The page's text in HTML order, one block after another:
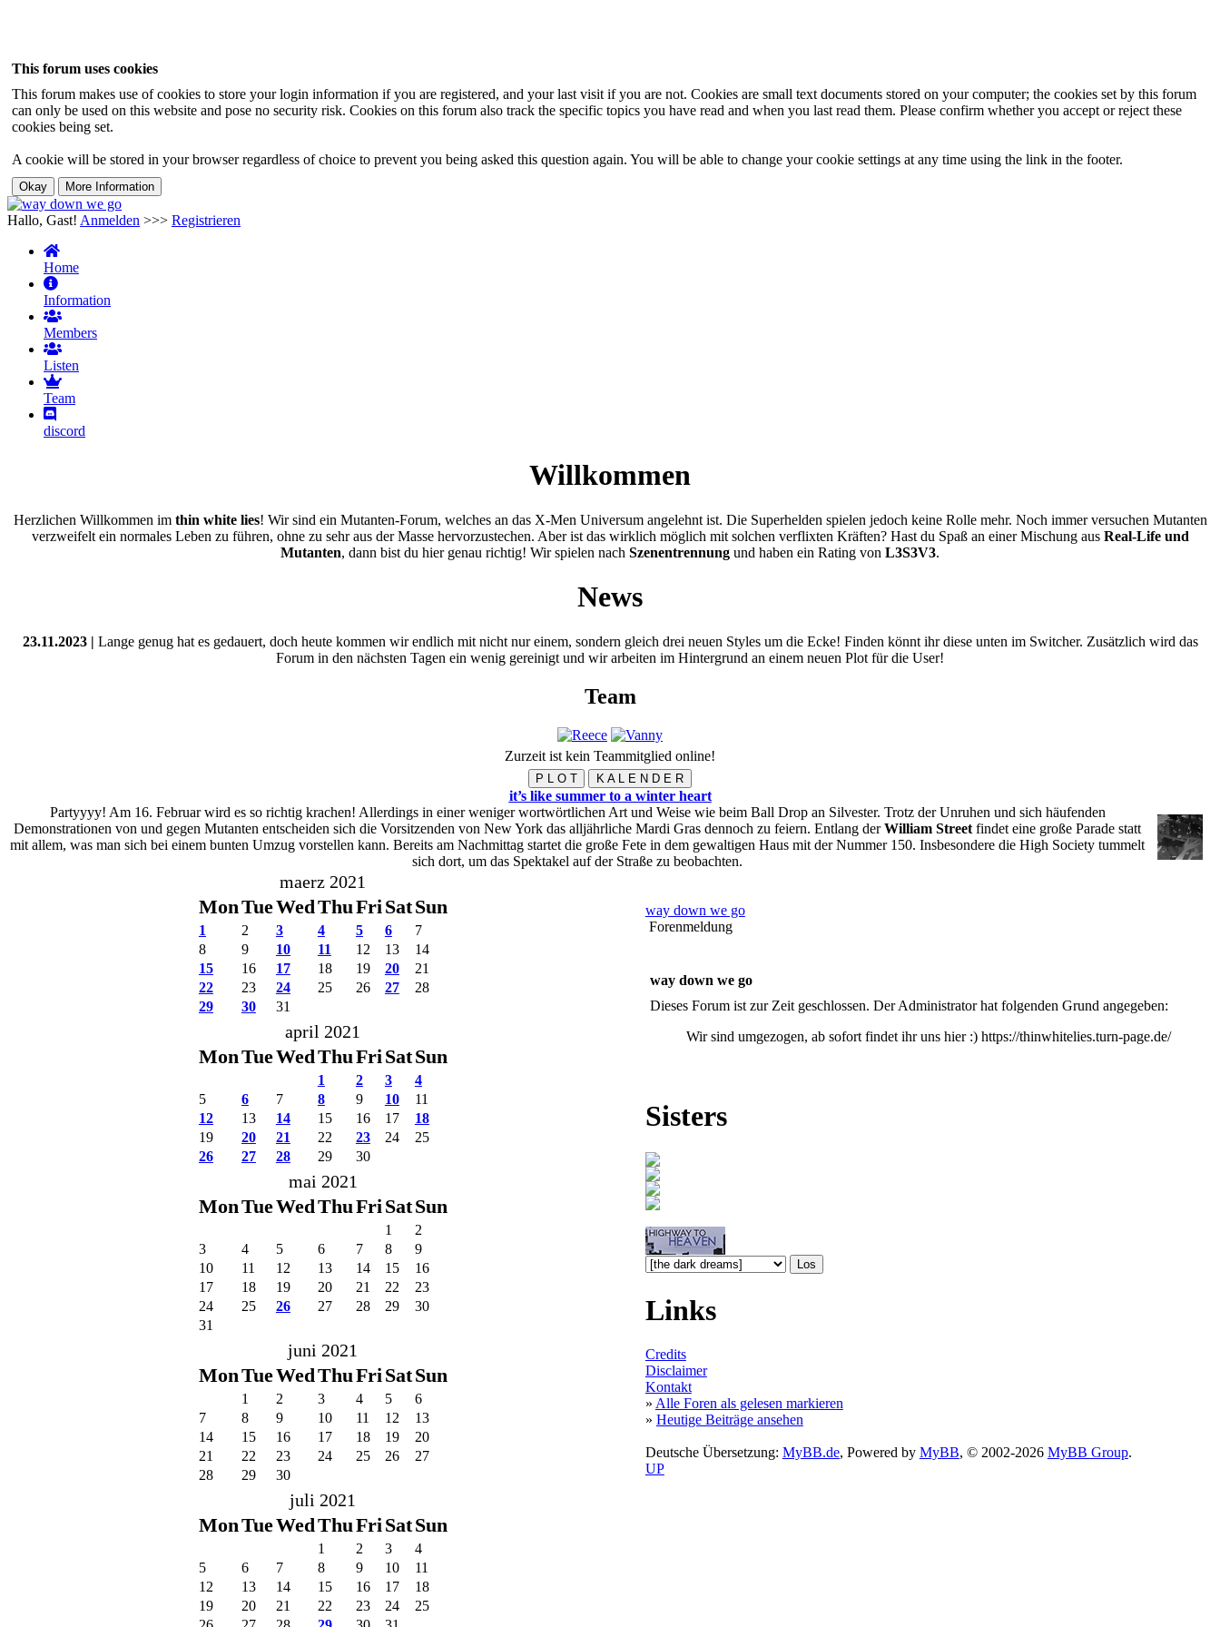
This forum uses cookies
This forum makes use of cookies to store your login information if you are registered, and your last visit if you are not. Cookies are small text documents stored on your computer; the cookies set by this forum
can only be used on this website and pose no security risk. Cookies on this forum also track the specific topics you have read and when you last read them. Please confirm whether you accept or reject these
cookies being set.
A cookie will be stored in your browser regardless of choice to prevent you being asked this question again. You will be able to change your cookie settings at any time using the link in the footer.
Hallo, Gast! Anmelden >>> Registrieren
Home
Information
Members
Listen
Team
discord
Willkommen
Herzlichen Willkommen im thin white lies! Wir sind ein Mutanten-Forum, welches an das X-Men Universum angelehnt ist. Die Superhelden spielen jedoch keine Rolle mehr. Noch immer versuchen Mutanten
verzweifelt ein normales Leben zu führen, ohne zu sehr aus der Masse hervorzustechen. Aber ist das wirklich möglich mit solchen verflixten Kräften? Hast du Spaß an einer Mischung aus Real-Life und
Mutanten, dann bist du hier genau richtig! Wir spielen nach Szenentrennung und haben ein Rating von L3S3V3.
News
23.11.2023 | Lange genug hat es gedauert, doch heute kommen wir endlich mit nicht nur einem, sondern gleich drei neuen Styles um die Ecke! Finden könnt ihr diese unten im Switcher. Zusätzlich wird das
Forum in den nächsten Tagen ein wenig gereinigt und wir arbeiten im Hintergrund an einem neuen Plot für die User!
Team
Zurzeit ist kein Teammitglied online!
P L O T K A L E N D E R
it’s like summer to a winter heart
Partyyyy! Am 16. Februar wird es so richtig krachen! Allerdings in einer weniger wortwörtlichen Art und Weise wie beim Ball Drop an Silvester. Trotz der Unruhen und sich häufenden
Demonstrationen von und gegen Mutanten entscheiden sich die Vorsitzenden von New York das alljährliche Mardi Gras dennoch zu feiern. Entlang derWilliam Street findet eine große Parade statt
mit allem, was man sich bei einem bunten Umzug vorstellen kann. Bereits am Nachmittag startet die große Fete in dem gewaltigen Haus mit der Nummer 150. Insbesondere die High Society tummelt
sich dort, um das Spektakel auf der Straße zu beobachten.
maerz 2021
MonTueWedThuFri SatSun
1 2 3 4 5 6
7
8
9 10 11 12 13
14
15
16 17 18 19 20
21
22
23 24 25 26 27
28
29
30 31
april 2021
MonTueWedThuFri SatSun
1 2 3
4
5
6 7 8 9 10
11
12
13 14 15 16 17
18
19
20 21 22 23 24
25
26
27 28 29 30
mai 2021
MonTueWedThuFri SatSun
1
2
3
4 5 6 7 8
9
10
11 12 13 14 15
16
17
18 19 20 21 22
23
24
25 26 27 28 29
30
31
juni 2021
MonTueWedThuFri SatSun
1 2 3 4 5
6
7
8 9 10 11 12
13
14
15 16 17 18 19
20
21
22 23 24 25 26
27
28
29 30
juli 2021
MonTueWedThuFri SatSun
1 2 3
4
5
6 7 8 9 10
11
12
13 14 15 16 17
18
19
20 21 22 23 24
25
way down we go
Forenmeldung
way down we go
Dieses Forum ist zur Zeit geschlossen. Der Administrator hat folgenden Grund angegeben:
Wir sind umgezogen, ab sofort findet ihr uns hier :) https://thinwhitelies.turn-page.de/
Sisters
Links
Credits
Disclaimer
Kontakt
» Alle Foren als gelesen markieren
» Heutige Beiträge ansehen
Deutsche Übersetzung: MyBB.de, Powered by MyBB, © 2002-2026 MyBB Group.
UP